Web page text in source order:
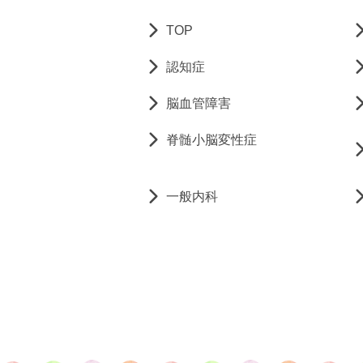
TOP
認知症
脳血管障害
脊髄小脳変性症
一般内科